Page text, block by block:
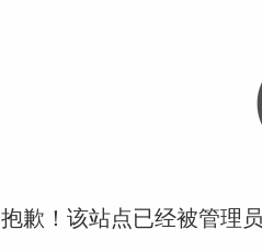
抱歉！该站点已经被管理